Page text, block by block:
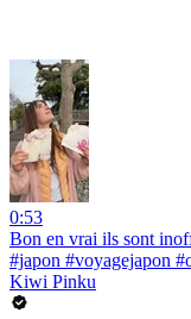
0:53
Bon en vrai ils sont
#japon #voyagejapon
Kiwi Pinku